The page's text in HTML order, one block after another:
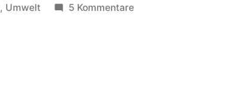
in
, Umwelt 5 Kommentarezu